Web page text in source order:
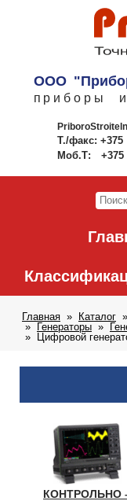
ООО
приборы
Т./факс: +375
Моб.Т:
+375
Главная Каталог
Генераторы
Цифровой
КОНТРОЛЬНО